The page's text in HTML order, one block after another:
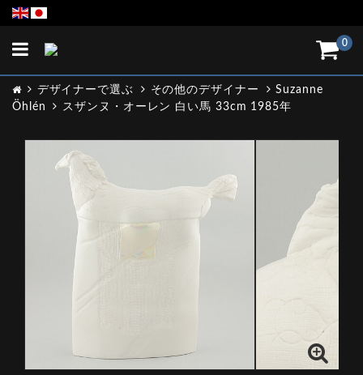
0
Toggle
デザイナーで選ぶ その他のデザイナー
Suzanne
Öhlén
スザンヌ・オーレン 白い馬 33cm 1985年